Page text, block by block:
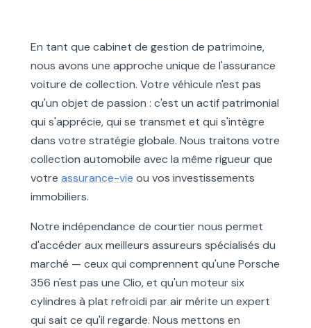
En tant que cabinet de gestion de patrimoine,
nous avons une approche unique de l'assurance
voiture de collection. Votre véhicule n'est pas
qu'un objet de passion : c'est un actif patrimonial
qui s'apprécie, qui se transmet et qui s'intègre
dans votre stratégie globale. Nous traitons votre
collection automobile avec la même rigueur que
votre assurance-vie ou vos investissements
immobiliers.
Notre indépendance de courtier nous permet
d'accéder aux meilleurs assureurs spécialisés du
marché — ceux qui comprennent qu'une Porsche
356 n'est pas une Clio, et qu'un moteur six
cylindres à plat refroidi par air mérite un expert
qui sait ce qu'il regarde. Nous mettons en